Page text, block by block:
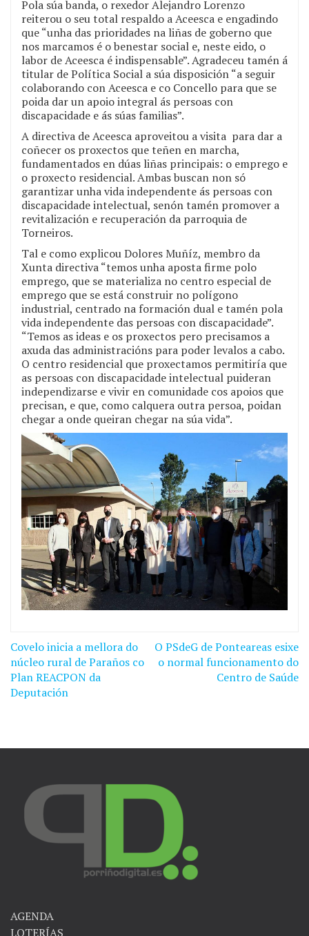
Pola súa banda, o rexedor Alejandro Lorenzo
reiterou o seu total respaldo a Aceesca e engadindo
que “unha das prioridades na liñas de goberno que
nos marcamos é o benestar social e, neste eido, o
labor de Aceesca é indispensable”. Agradeceu tamén á
titular de Política Social a súa disposición “a seguir
colaborando con Aceesca e co Concello para que se
poida dar un apoio integral ás persoas con
discapacidade e ás súas familias”.
A directiva de Aceesca aproveitou a visita para dar a
coñecer os proxectos que teñen en marcha,
fundamentados en dúas liñas principais: o emprego e
o proxecto residencial. Ambas buscan non só
garantizar unha vida independente ás persoas con
discapacidade intelectual, senón tamén promover a
revitalización e recuperación da parroquia de
Torneiros.
Tal e como explicou Dolores Muñíz, membro da
Xunta directiva “temos unha aposta firme polo
emprego, que se materializa no centro especial de
emprego que se está construir no polígono
industrial, centrado na formación dual e tamén pola
vida independente das persoas con discapacidade”.
“Temos as ideas e os proxectos pero precisamos a
axuda das administracións para poder levalos a cabo.
O centro residencial que proxectamos permitiría que
as persoas con discapacidade intelectual puideran
independizarse e vivir en comunidade cos apoios que
precisan, e que, como calquera outra persoa, poidan
chegar a onde queiran chegar na súa vida”.
Navegación
de
entradas
Covelo inicia a mellora do
núcleo rural de Paraños co
Plan REACPON da
Deputación
O PSdeG de Ponteareas esixe
o normal funcionamento do
Centro de Saúde
AGENDA
LOTERÍAS